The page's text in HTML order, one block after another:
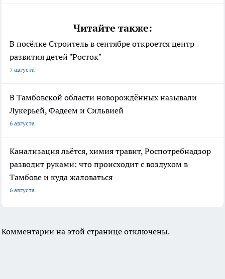
Читайте также:
В посёлке Строитель в сентябре откроется центр
развития детей "Росток"
7 августа
В Тамбовской области новорождённых называли
Лукерьей, Фадеем и Сильвией
6 августа
Канализация льётся, химия травит, Роспотребнадзор
разводит руками: что происходит с воздухом в
Тамбове и куда жаловаться
6 августа
Комментарии на этой странице отключены.